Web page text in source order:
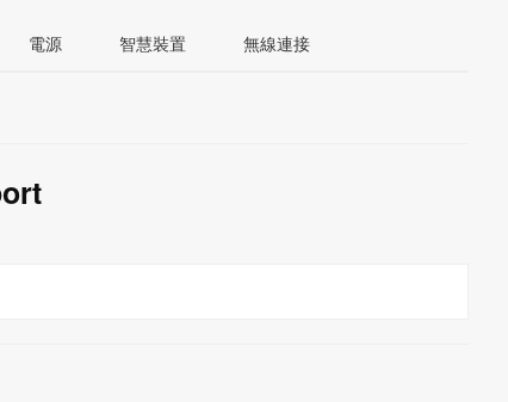
嵌入技術 感測技術
智慧型視覺影像/監
控技術
電源 智慧裝置 無線連接